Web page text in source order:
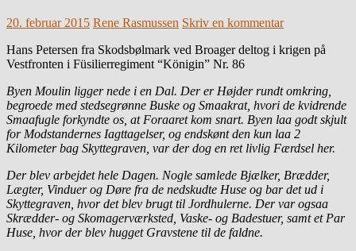
20. februar 2015 Rene Rasmussen Skriv en kommentar
Hans Petersen fra Skodsbølmark ved Broager deltog i krigen på
Vestfronten i Füsilierregiment “Königin” Nr. 86
Byen Moulin ligger nede i en Dal. Der er Højder rundt omkring,
begroede med stedsegrønne Buske og Smaakrat, hvori de kvidrende
Smaafugle forkyndte os, at Foraaret kom snart. Byen laa godt skjult
for Modstandernes Iagttagelser, og endskønt den kun laa 2
Kilometer bag Skyttegraven, var der dog en ret livlig Færdsel her.
Der blev arbejdet hele Dagen. Nogle samlede Bjælker, Brædder,
Lægter, Vinduer og Døre fra de nedskudte Huse og bar det ud i
Skyttegraven, hvor det blev brugt til Jordhulerne. Der var ogsaa
Skrædder- og Skomagerværksted, Vaske- og Badestuer, samt et Par
Huse, hvor der blev hugget Gravstene til de faldne.